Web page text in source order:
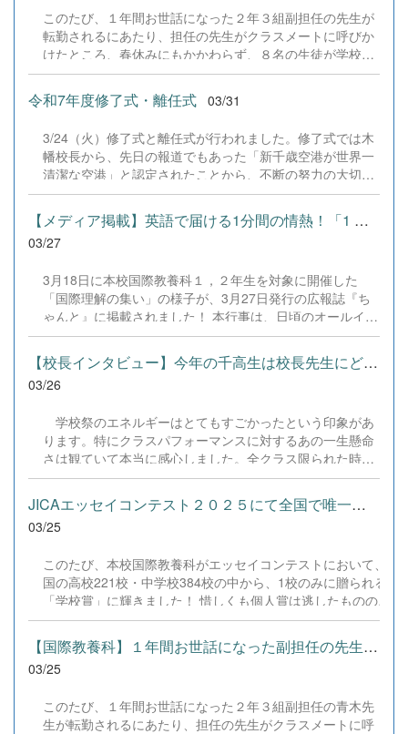
になった 空港で働くことを夢見て入学 今、仕事でいく
つかの言葉を話している 勤務先は新千歳空港 今はまだ
親友に話すことができる夢はない だからこそ「気になっ
たものがあったら常に行動」と決めている 母さんもお爺
はない 2人とは違う3...
館） &rarr; いったい 第2体育館（少し小さな体育館）
&rarr; にたい 3 エントランスホールにある購買の呼び方
ばいてん ここではお弁当の注文もできます。使い方編 1
エントランスホールにあるピアノ 空いていればいつでも
使えますが、授業中や職員会議の時には使用できませ
ん。 放課後に弾く先輩方が多いです。中にはジャズを弾
いてくれる人がいて、先生を癒してくれています。2 職員
室前の自習エリア 予約は入りません。朝7時半ごろから使
用している人もいますよ。放課後も使用できます。時には
直接先生に教えてもらう人も！3季節限定 中庭でのラン
開放されます。...
このたび、１年間お世話になった２年３組副担任の先生が
転勤されるにあたり、担任の先生がクラスメートに呼びか
けたところ、春休みにもかかわらず、８名の生徒が学校に
集結！みんなで感謝の気持ちを込めて花束を贈りました。
みんな優しい心を持っていて頼もしく感じました。その感
謝の心を忘れずにいてほしいです。新天地でもご活躍を応
令和7年度修了式・離任式 03/31
3/24（火）修了式と離任式が行われました。修了式では木
幡校長から、先日の報道でもあった「新千歳空港が世界一
清潔な空港」と認定されたことから、不断の努力の大切さ
について語られました。その後に行われた修了式では退
職、転出する11名の職員より、生徒への激励、思い出など
それぞれの思いが語られました。最後に生徒会執行部の生
徒より花束が贈られました。11名の皆様の今後のご活躍を
【メディア掲載】英語で届ける1分間の情熱！「1 minute English C...
03/27
3月18日に本校国際教養科１，２年生を対象に開催した
「国際理解の集い」の様子が、3月27日発行の広報誌『ち
ゃんと』に掲載されました！ 本行事は、日頃のオールイン
グリッシュ授業や即興ディスカッションで磨いた発信力を
試す、国際教養科の集大成です。今年は2年生が上位を独
占しましたが、その姿に刺激を受けた1年生からは「来年
は必ず優勝したい！」と力強い声が上がっています。 単な
った本取組。今後も、生徒が自らの成長を実感し、挑戦し
続けられる場を大切に創出していきます。 &nbsp; 。
※『ちゃんと』様に転載許可を頂いております。 &nbsp;
【校長インタビュー】今年の千高生は校長先生にどのように映りま...
03/26
学校祭のエネルギーはとてもすごかったという印象があ
ります。特にクラスパフォーマンスに対するあの一生懸命
さは観ていて本当に感心しました。全クラス限られた時間
の中で、よくあのようなパフォーマンスを創り上げたもの
だと。素晴らしかったです。学校祭が近づく中でも国際流
通科の生徒は冷静に検定試験に取り組んでいました。そし
て学校祭への切り替えも見事でした。 そして男子公式テ
の部が全道大会に出場しました。自分の好きなことに取り
組む生徒の姿も印象に残っています。 &nbsp; 海外でも生
徒は成長した一年でした。 そうです。台湾の見学旅行は５
日間とも天候には恵まれませんでしたが、公式Instagram
に掲載される生徒たちはとてもいい表情をしていて、逞し
さを感じました。異国の街で仲間を信頼し自主研修を行え
たことはかけがえのない経験です。教養科のカナダ語学研
い続けました。バンクーバーの中心部まで通ったのです。
JICAエッセイコンテスト２０２５にて全国で唯一の栄誉！「学校賞...
03/25
このたび、本校国際教養科がエッセイコンテストにおいて、全
国の高校221校・中学校384校の中から、1校のみに贈られる
「学校賞」に輝きました！ 惜しくも個人賞は逃したものの、
生徒全員が一丸となって挑んだ姿勢、そして本校が展開する質
の高い国際交流プログラムが、全国的にも評価された結果で
す。 今年度も、本校では以下のようなダイナミックな活動を
展開してきました。 ・カナダ語学研修での実践的な語学力向
員とのディープな日本文化交流・台湾の高校とのホームステイ
を含む密度の高い相互交流 私たちはこれからも、北の大地か
【国際教養科】１年間お世話になった副担任の先生へ花束を！
03/25
このたび、１年間お世話になった２年３組副担任の青木先
生が転勤されるにあたり、担任の先生がクラスメートに呼